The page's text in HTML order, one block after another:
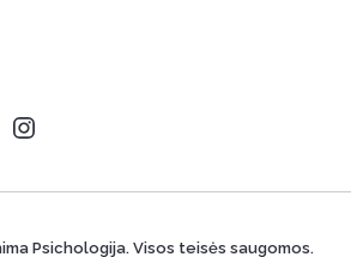
Psichologija. Visos teisės saugomos.